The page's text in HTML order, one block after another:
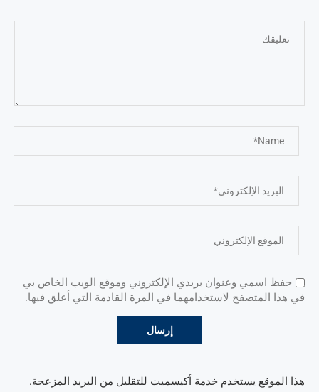
حفظ اسمي وعنوان بريدي الإلكتروني وموقع الويب الخاص بي
في هذا المتصفح لاستخدامهما في المرة القادمة التي أعلق فيها.
هذا الموقع يستخدم خدمة أكيسميت للتقليل من البريد المزعجة.